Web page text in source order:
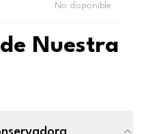
No disponible
Nuestra